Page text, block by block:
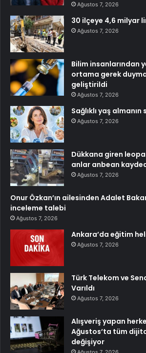
Ağustos 7, 2026
30 ilçeye 4,6 milyar
Ağustos 7, 2026
Bilim insanlarından
ortama gerek
geliştirildi
Ağustos 7, 2026
Sağlıklı yaş almanın
Ağustos 7, 2026
Dükkana giren
anlar anbean
Ağustos 7, 2026
Onur Özkan’ın ailesinden Adalet
inceleme talebi
Ağustos 7, 2026
Ankara’da eğitim
Ağustos 7, 2026
Türk Telekom ve
Varıldı
Ağustos 7, 2026
Alışveriş yapan
Ağustos’ta tüm
değişiyor